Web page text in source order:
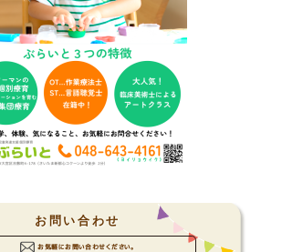
お問い合わせ
お気軽にお問い合わせください。